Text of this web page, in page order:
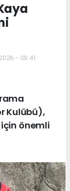
- 09:41
Kulübü),
önemli